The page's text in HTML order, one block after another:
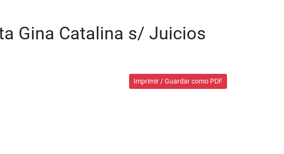
Gina Catalina s/ Juicios
Imprimir / Guardar como PDF